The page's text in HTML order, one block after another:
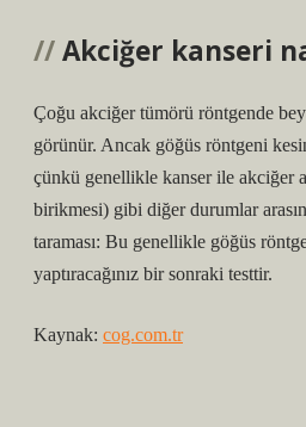
Akciğer kanseri
Çoğu akciğer tümörü röntgende
görünür. Ancak göğüs röntgeni
çünkü genellikle kanser ile akciğer
birikmesi) gibi diğer durumlar
taraması: Bu genellikle göğüs
yaptıracağınız bir sonraki testtir.
Kaynak: cog.com.tr